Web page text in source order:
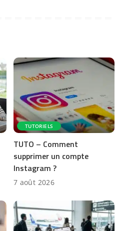
TUTORIELS
TUTO – Comment
supprimer un compte
Instagram ?
7 août 2026